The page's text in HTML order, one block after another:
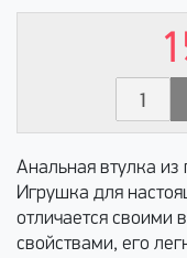
Анальная втулка из
Игрушка для
отличается своими
свойствами, его